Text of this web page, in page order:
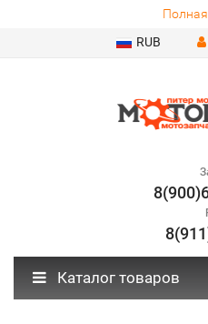
RUB
Каталог товаров